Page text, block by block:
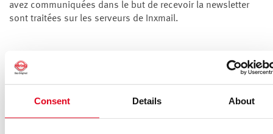
Consent Details About
avez communiquées dans le but de recevoir la newsletter
sont traitées sur les serveurs de Inxmail.
Analyse des données par Inxmail
campagnes de newsletters. Par exemple nous pouvons voir
si un message de newsletter a été ouvert et quel lien a été